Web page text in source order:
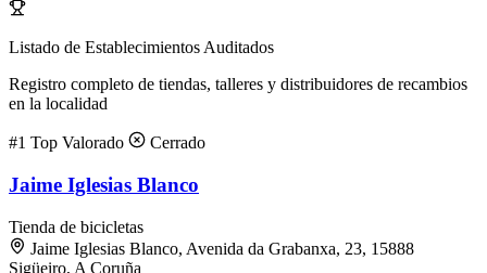
Listado de Establecimientos Auditados
Registro completo de tiendas, talleres y distribuidores de recambios
en la localidad
#1 Top Valorado Cerrado
Jaime Iglesias Blanco
Tienda de bicicletas
Jaime Iglesias Blanco, Avenida da Grabanxa, 23, 15888
Sigüeiro, A Coruña